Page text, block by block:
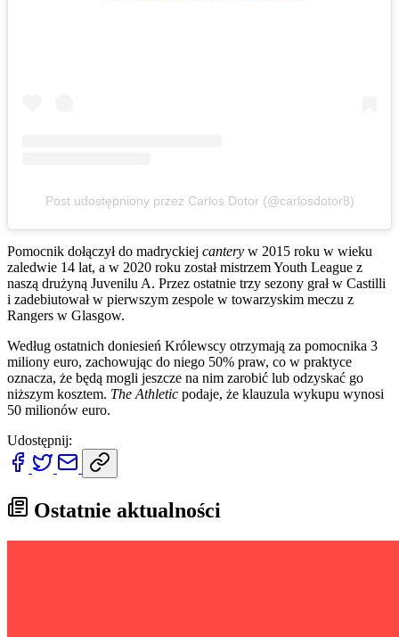
Post udostępniony przez Carlos Dotor (@carlosdotor8)
Pomocnik dołączył do madryckiej cantery w 2015 roku w wieku
zaledwie 14 lat, a w 2020 roku został mistrzem Youth League z
naszą drużyną Juvenilu A. Przez ostatnie trzy sezony grał w Castilli
i zadebiutował w pierwszym zespole w towarzyskim meczu z
Rangers w Glasgow.
Według ostatnich doniesień Królewscy otrzymają za pomocnika 3
miliony euro, zachowując do niego 50% praw, co w praktyce
oznacza, że będą mogli jeszcze na nim zarobić lub odzyskać go
niższym kosztem. The Athletic podaje, że klauzula wykupu wynosi
50 milionów euro.
Udostępnij:
Ostatnie aktualności